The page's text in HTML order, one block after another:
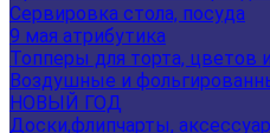
Сервировка стола, посуда
9 мая атрибутика
Топперы для торта, цветов
Воздушные и
НОВЫЙ ГОД
Доски,флипчарты,